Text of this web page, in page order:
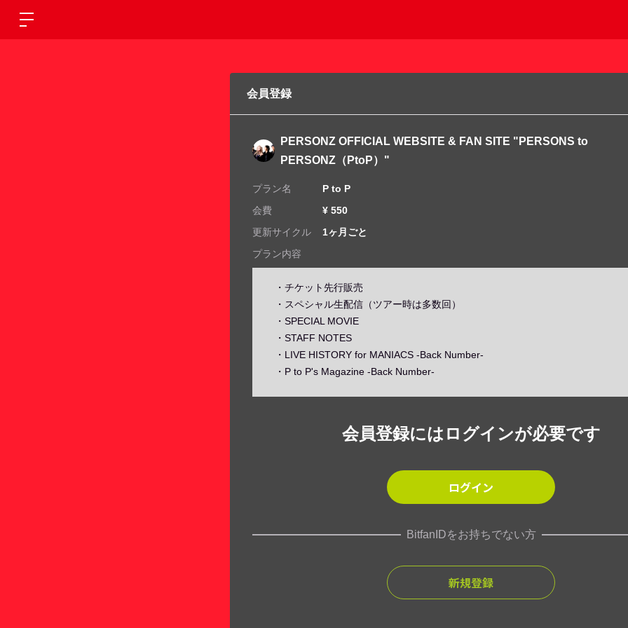
会員登録
PERSONZ OFFICIAL WEBSITE & FAN SITE "PERSONS to
PERSONZ（PtoP）"
プラン名
P to P
会費
¥ 550
更新サイクル
1ヶ月ごと
プラン内容
・チケット先行販売
・スペシャル生配信（ツアー時は多数回）
・SPECIAL MOVIE
・STAFF NOTES
・LIVE HISTORY for MANIACS -Back Number-
・P to P's Magazine -Back Number-
会員登録にはログインが必要です
ログイン
BitfanIDをお持ちでない方
新規登録